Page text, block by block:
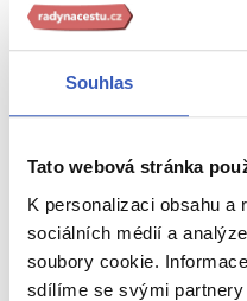
Souhlas
Tato webová stránka
K personalizaci obsahu
sociálních médií a
soubory cookie.
sdílíme se svými
Berniniho kolonáda
Chrám sv. Petra
Michelangelovy
Náměstí sv. Petra
Rafaelovy stanze
Sixtinská kaple